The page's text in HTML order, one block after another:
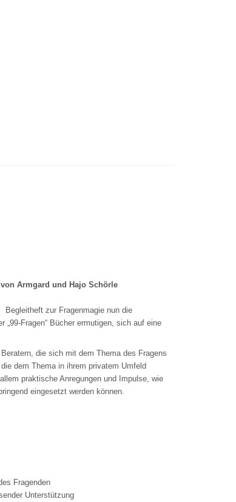
Armgard und Hajo Schörle
Begleitheft zur Fragenmagie nun die
Fragen“ Bücher ermutigen, sich auf eine
die sich mit dem Thema des Fragens
dem Thema in ihrem privatem Umfeld
praktische Anregungen und Impulse, wie
eingesetzt werden können.
Fragenden
Unterstützung